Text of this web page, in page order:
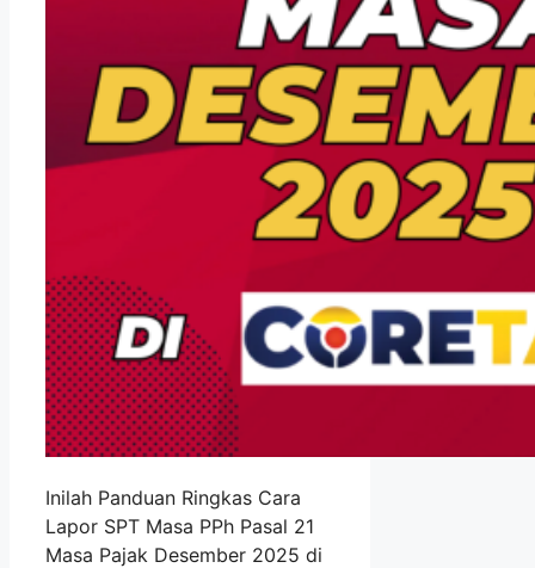
Inilah Panduan Ringkas Cara
Lapor SPT Masa PPh Pasal 21
Masa Pajak Desember 2025 di